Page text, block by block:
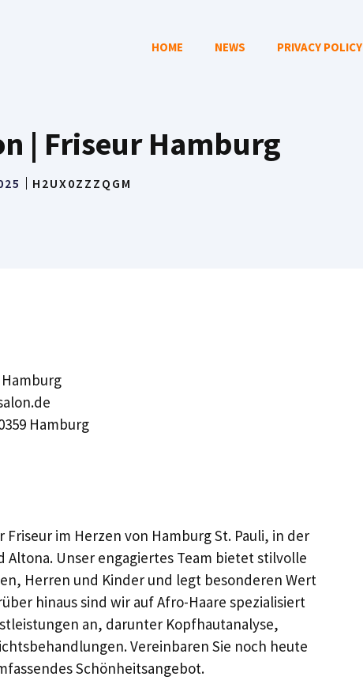
HOME NEWS PRIVACY POLICY
| Friseur Hamburg
H2UX0ZZZQGM
Hamburg
im Herzen von Hamburg St. Pauli, in der
Altona. Unser engagiertes Team bietet stilvolle
Herren und Kinder und legt besonderen Wert
hinaus sind wir auf Afro-Haare spezialisiert
an, darunter Kopfhautanalyse,
Vereinbaren Sie noch heute
Schönheitsangebot.